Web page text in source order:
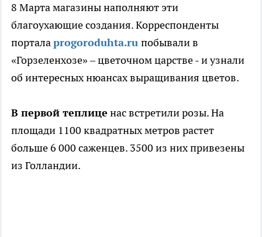
8 Марта магазины наполняют эти
благоухающие создания. Корреспонденты
порталаprogoroduhta.ru побывали в
«Горзеленхозе» – цветочном царстве - и узнали
об интересных нюансах выращивания цветов.
В первой теплице нас встретили розы. На
площади 1100 квадратных метров растет
больше 6 000 саженцев. 3500 из них привезены
из Голландии.